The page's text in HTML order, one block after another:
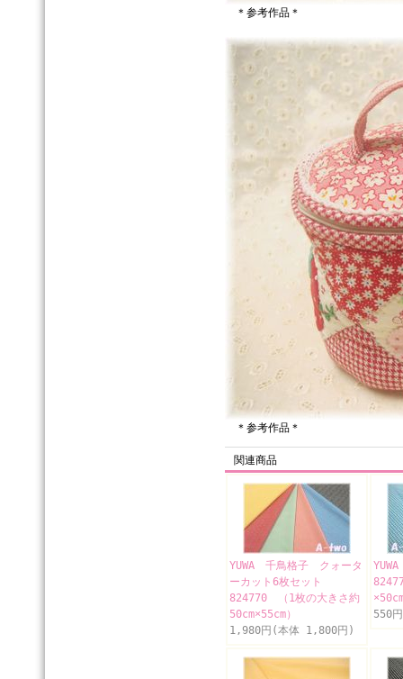
＊参考作品＊
＊参考作品＊
関連商品
YUWA 千鳥格子 クォータ
ーカット6枚セット
824770 （1枚の大きさ約
50cm×55cm）
1,980円(本体 1,800円)
550